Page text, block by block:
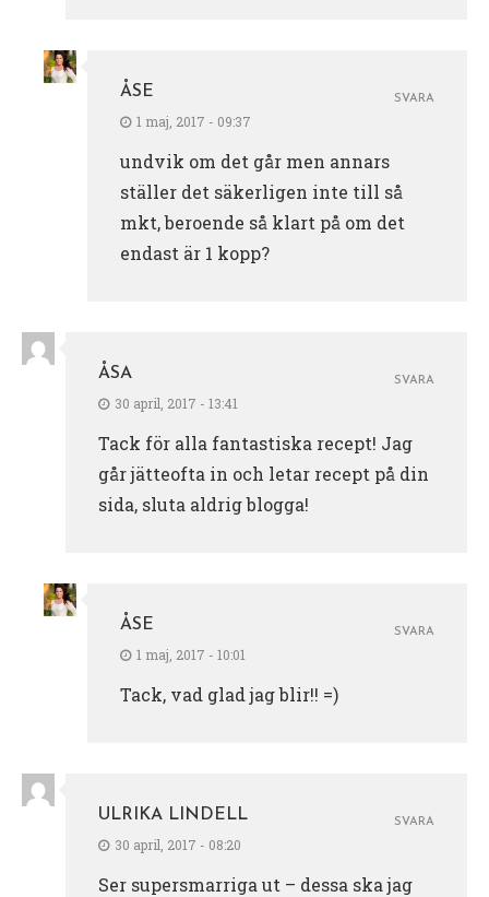
ÅSE
1 maj, 2017 - 09:37
undvik om det går men annars
ställer det säkerligen inte till så
mkt, beroende så klart på om det
endast är 1 kopp?
SVARA
ÅSA
30 april, 2017 - 13:41
Tack för alla fantastiska recept! Jag
går jätteofta in och letar recept på din
sida, sluta aldrig blogga!
SVARA
ÅSE
1 maj, 2017 - 10:01
Tack, vad glad jag blir!! =)
SVARA
ULRIKA LINDELL
30 april, 2017 - 08:20
Ser supersmarriga ut – dessa ska jag
SVARA